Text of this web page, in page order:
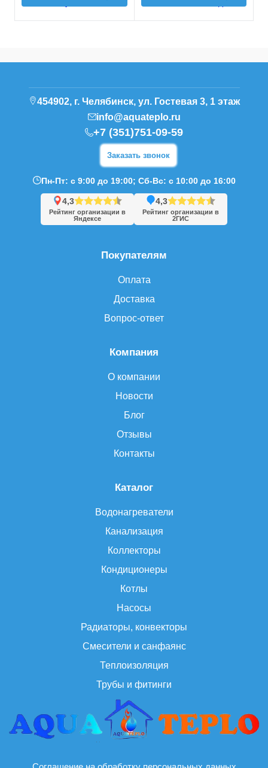
Каталог
Водонагреватели
Канализация
Коллекторы
Кондиционеры
Котлы
Насосы
Радиаторы, конвекторы
Смесители и санфаянс
Теплоизоляция
Трубы и фитинги
Компания
О компании
Новости
Блог
Отзывы
Контакты
Покупателям
Оплата
Доставка
Вопрос-ответ
454902, г. Челябинск, ул. Гостевая 3, 1 этаж
info@aquateplo.ru
+7 (351)751-09-59
Заказать звонок
Пн-Пт: с 9:00 до 19:00; Сб-Вс: с 10:00 до 16:00
4,3
Рейтинг организации в
Яндексе
4,3
Рейтинг организации в
2ГИС